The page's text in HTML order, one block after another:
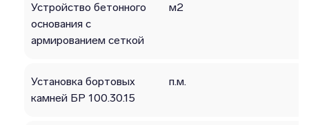
Устройство бетонного
основания с
армированием сеткой
м2
Установка бортовых
камней БР 100.30.15
п.м.